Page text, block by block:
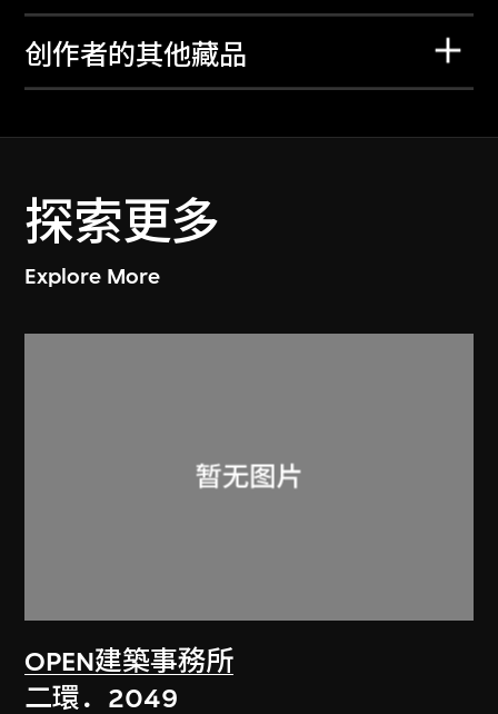
创作者的其他藏品
探索更多
Explore More
OPEN建築事務所
二環．2049